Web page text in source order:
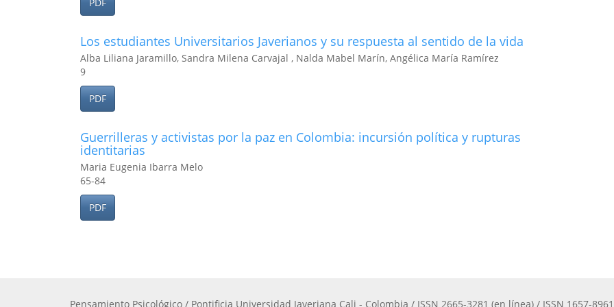
Los estudiantes Universitarios Javerianos y su respuesta al sentido de la vida
Alba Liliana Jaramillo, Sandra Milena Carvajal , Nalda Mabel Marín, Angélica María Ramírez
9
PDF
Guerrilleras y activistas por la paz en Colombia: incursión política y rupturas
identitarias
Maria Eugenia Ibarra Melo
65-84
PDF
Pensamiento Psicológico / Pontificia Universidad Javeriana Cali - Colombia / ISSN 2665-3281 (en línea) / ISSN 1657-